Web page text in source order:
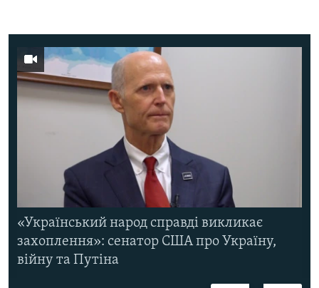
«Український народ справді викликає
захоплення»: сенатор США про Україну,
війну та Путіна